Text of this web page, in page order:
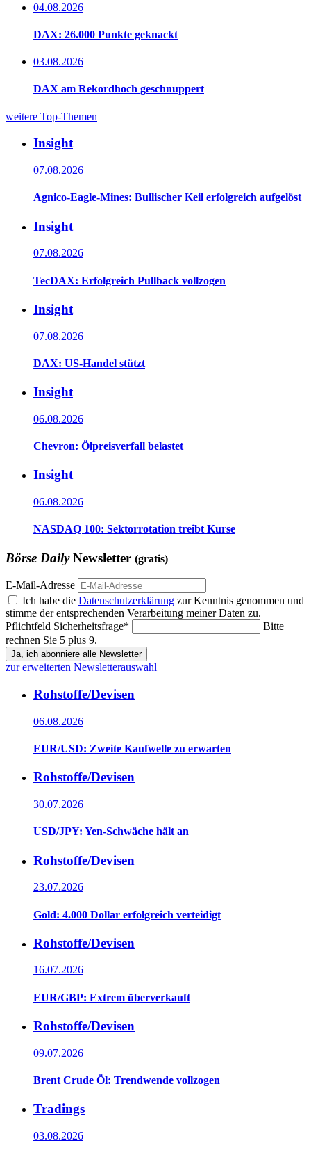
04.08.2026
DAX: 26.000 Punkte geknackt
03.08.2026
DAX am Rekordhoch geschnuppert
weitere Top-Themen
Insight
07.08.2026
Agnico-Eagle-Mines: Bullischer Keil erfolgreich aufgelöst
Insight
07.08.2026
TecDAX: Erfolgreich Pullback vollzogen
Insight
07.08.2026
DAX: US-Handel stützt
Insight
06.08.2026
Chevron: Ölpreisverfall belastet
Insight
06.08.2026
NASDAQ 100: Sektorrotation treibt Kurse
Börse DailyNewsletter (gratis)
E-Mail-Adresse
Ich habe die Datenschutzerklärung zur Kenntnis genommen und
stimme der entsprechenden Verarbeitung meiner Daten zu.
Pflichtfeld Sicherheitsfrage*
Bitte
rechnen Sie 5 plus 9.
Ja, ich abonniere alle Newsletter
zur erweiterten Newsletterauswahl
Rohstoffe/Devisen
06.08.2026
EUR/USD: Zweite Kaufwelle zu erwarten
Rohstoffe/Devisen
30.07.2026
USD/JPY: Yen-Schwäche hält an
Rohstoffe/Devisen
23.07.2026
Gold: 4.000 Dollar erfolgreich verteidigt
Rohstoffe/Devisen
16.07.2026
EUR/GBP: Extrem überverkauft
Rohstoffe/Devisen
09.07.2026
Brent Crude Öl: Trendwende vollzogen
Tradings
03.08.2026